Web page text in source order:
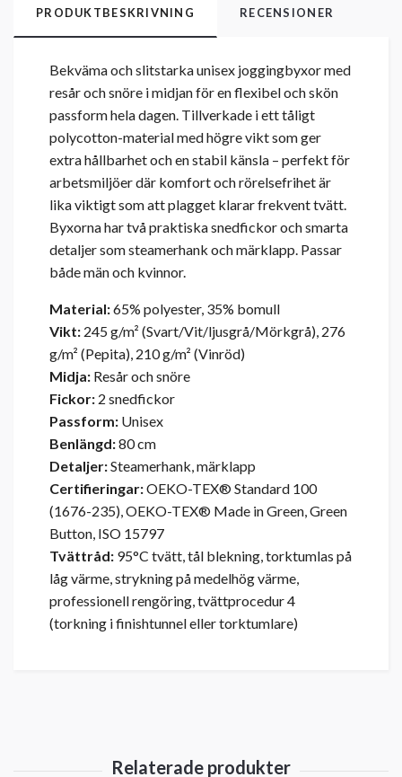
PRODUKTBESKRIVNING RECENSIONER
Bekväma och slitstarka unisex joggingbyxor med
resår och snöre i midjan för en flexibel och skön
passform hela dagen. Tillverkade i ett tåligt
polycotton-material med högre vikt som ger
extra hållbarhet och en stabil känsla – perfekt för
arbetsmiljöer där komfort och rörelsefrihet är
lika viktigt som att plagget klarar frekvent tvätt.
Byxorna har två praktiska snedfickor och smarta
detaljer som steamerhank och märklapp. Passar
både män och kvinnor.
Material:65% polyester, 35% bomull
Vikt: 245 g/m² (Svart/Vit/ljusgrå/Mörkgrå), 276
g/m² (Pepita), 210 g/m² (Vinröd)
Midja: Resår och snöre
Fickor: 2 snedfickor
Passform: Unisex
Benlängd:80 cm
Detaljer:Steamerhank, märklapp
Certifieringar:OEKO-TEX® Standard 100
(1676-235), OEKO-TEX® Made in Green, Green
Button, ISO 15797
Tvättråd: 95°C tvätt, tål blekning, torktumlas på
låg värme, strykning på medelhög värme,
professionell rengöring, tvättprocedur 4
(torkning i finishtunnel eller torktumlare)